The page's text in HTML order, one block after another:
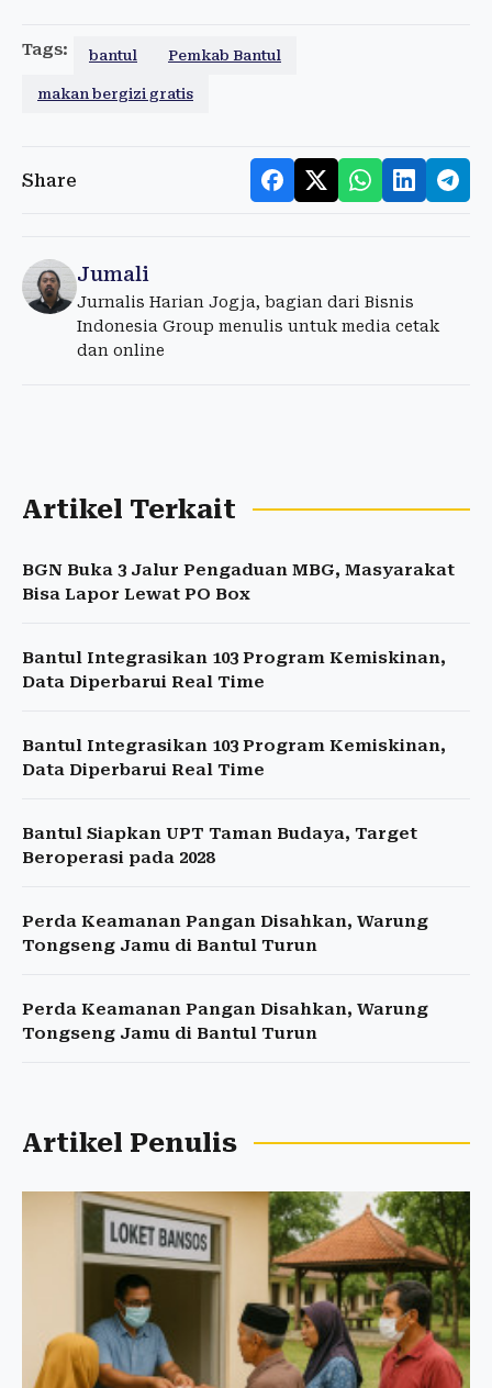
Tags: bantul Pemkab Bantul
makan bergizi gratis
Share
Jumali
Jurnalis Harian Jogja, bagian dari Bisnis
Indonesia Group menulis untuk media cetak
dan online
Artikel Terkait
BGN Buka 3 Jalur Pengaduan MBG, Masyarakat
Bisa Lapor Lewat PO Box
Bantul Integrasikan 103 Program Kemiskinan,
Data Diperbarui Real Time
Bantul Integrasikan 103 Program Kemiskinan,
Data Diperbarui Real Time
Bantul Siapkan UPT Taman Budaya, Target
Beroperasi pada 2028
Perda Keamanan Pangan Disahkan, Warung
Tongseng Jamu di Bantul Turun
Perda Keamanan Pangan Disahkan, Warung
Tongseng Jamu di Bantul Turun
Artikel Penulis